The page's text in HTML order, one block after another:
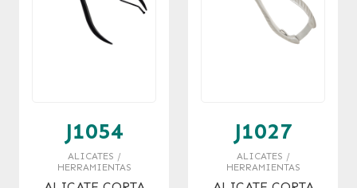
J1054
ALICATES /
HERRAMIENTAS
J1027
ALICATES /
HERRAMIENTAS